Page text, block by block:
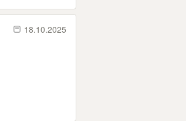
18.10.2025